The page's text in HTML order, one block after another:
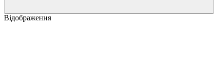
Відображення